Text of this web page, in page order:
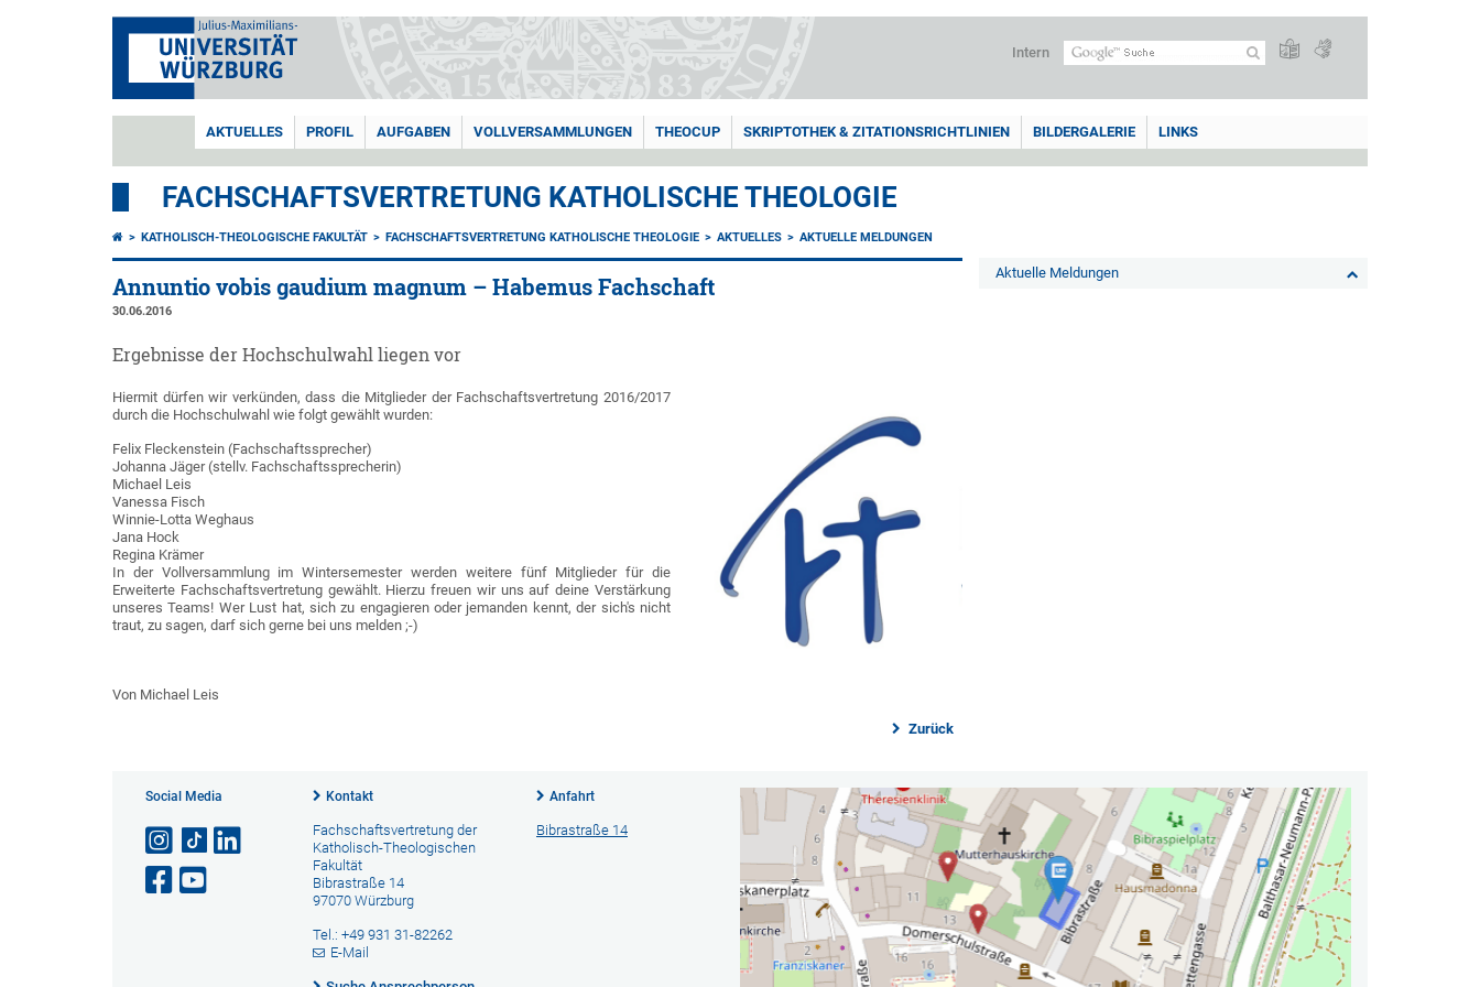
Intern
AKTUELLES PROFIL AUFGABEN VOLLVERSAMMLUNGEN THEOCUP SKRIPTOTHEK & ZITATIONSRICHTLINIEN BILDERGALERIE LINKS
FACHSCHAFTSVERTRETUNG KATHOLISCHE THEOLOGIE
KATHOLISCH-THEOLOGISCHE FAKULTÄT FACHSCHAFTSVERTRETUNG KATHOLISCHE THEOLOGIE AKTUELLES AKTUELLE MELDUNGEN
Annuntio vobis gaudium magnum – Habemus Fachschaft
30.06.2016
Ergebnisse der Hochschulwahl liegen vor
Hiermit dürfen wir verkünden, dass die Mitglieder der Fachschaftsvertretung 2016/2017
durch die Hochschulwahl wie folgt gewählt wurden:
Felix Fleckenstein (Fachschaftssprecher)
Johanna Jäger (stellv. Fachschaftssprecherin)
Michael Leis
Vanessa Fisch
Winnie-Lotta Weghaus
Jana Hock
Regina Krämer
In der Vollversammlung im Wintersemester werden weitere fünf Mitglieder für die
Erweiterte Fachschaftsvertretung gewählt. Hierzu freuen wir uns auf deine Verstärkung
unseres Teams! Wer Lust hat, sich zu engagieren oder jemanden kennt, der sich's nicht
traut, zu sagen, darf sich gerne bei uns melden ;-)
Von Michael Leis
Zurück
Aktuelle Meldungen
Social Media Kontakt
Fachschaftsvertretung der
Katholisch-Theologischen
Fakultät
Bibrastraße 14
97070 Würzburg
Tel.: +49 931 31-82262
E-Mail
Anfahrt
Bibrastraße 14